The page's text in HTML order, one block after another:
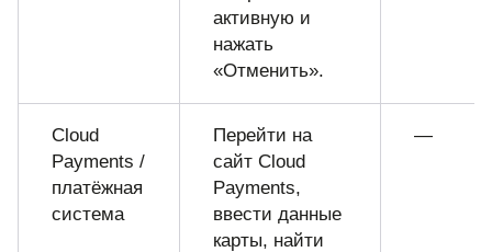
активную и
нажать
«Отменить».
Cloud
Payments /
платёжная
система
Перейти на
сайт Cloud
Payments,
ввести данные
карты, найти
—